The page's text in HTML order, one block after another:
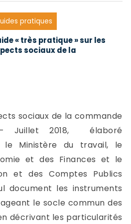
pratiques
« très pratique » sur les
sociaux de la
sociaux de la commande
Juillet 2018, élaboré
le Ministère du travail, le
et des Finances et le
et des Comptes Publics
document les instruments
le socle commun des
décrivant les particularités